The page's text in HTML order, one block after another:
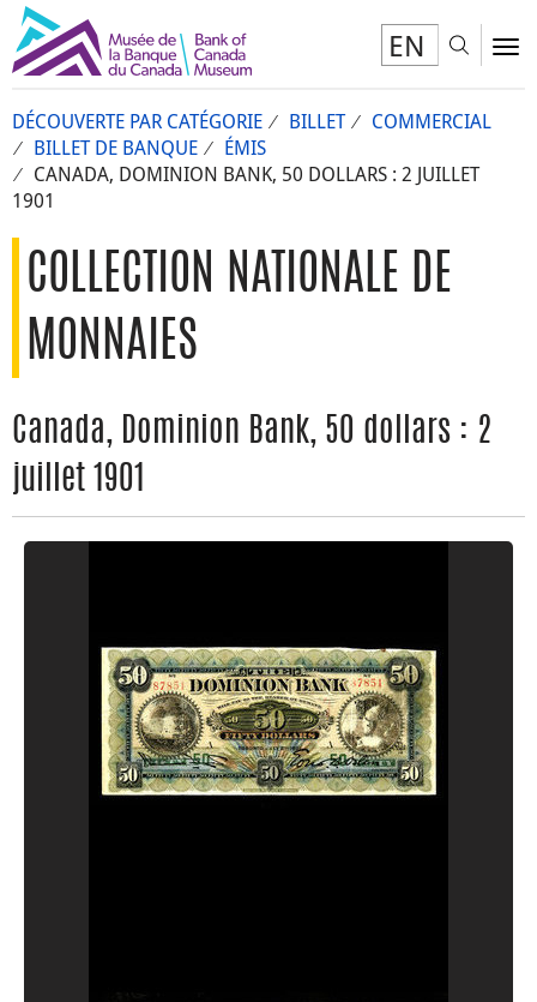
EN
DÉCOUVERTE PAR CATÉGORIE BILLET
COMMERCIAL
BILLET DE BANQUE
ÉMIS
CANADA, DOMINION BANK, 50 DOLLARS : 2 JUILLET
1901
COLLECTION NATIONALE DE
MONNAIES
Canada, Dominion Bank, 50 dollars : 2
juillet 1901